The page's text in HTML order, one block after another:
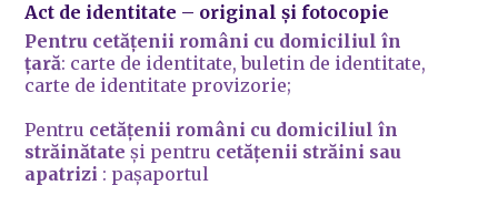
Act de identitate – original și fotocopie
Pentru cetățenii români cu domiciliul în
ţară: carte de identitate, buletin de identitate,
carte de identitate provizorie;
Pentru cetățenii români cu domiciliul în
străinătate şi pentru cetățenii străini sau
apatrizi : pașaportul